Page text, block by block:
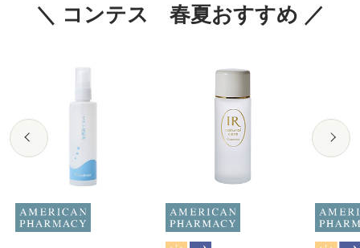
＼ コンテス 春夏おすすめ ／